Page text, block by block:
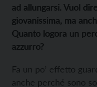
ad allungarsi. Vuol
giovanissima, ma
Quanto logora un
azzurro?
Fa un po’ effetto
anche perché sono